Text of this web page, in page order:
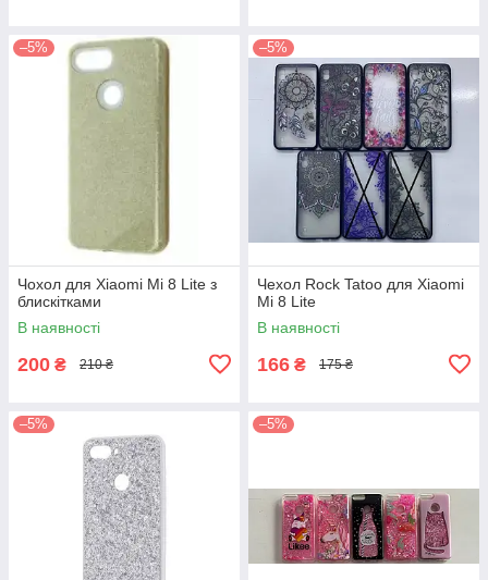
–5%
Чохол для Xiaomi Mi 8 Lite з
блискітками
В наявності
200 ₴ 210 ₴
–5%
Чехол Rock Tatoo для Xiaomi
Mi 8 Lite
В наявності
166 ₴ 175 ₴
–5% –5%